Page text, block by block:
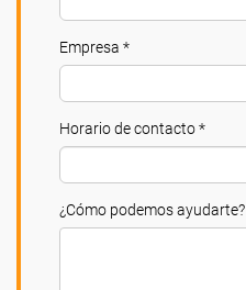
Empresa *
Horario de contacto *
¿Cómo podemos ayudarte?